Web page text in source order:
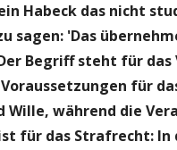
Habeck das nicht
sagen: 'Das
Begriff steht für das
für
Wille, während die
für das Strafrecht: